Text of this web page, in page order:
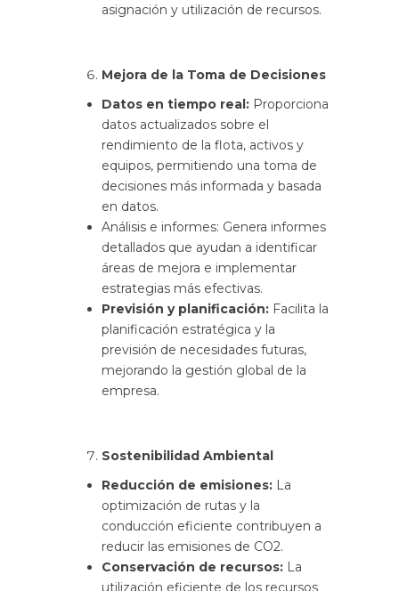
asignación y utilización de recursos.
Mejora de la Toma de Decisiones
Datos en tiempo real: Proporciona
datos actualizados sobre el
rendimiento de la flota, activos y
equipos, permitiendo una toma de
decisiones más informada y basada
en datos.
Análisis e informes: Genera informes
detallados que ayudan a identificar
áreas de mejora e implementar
estrategias más efectivas.
Previsión y planificación: Facilita la
planificación estratégica y la
previsión de necesidades futuras,
mejorando la gestión global de la
empresa.
Sostenibilidad Ambiental
Reducción de emisiones: La
optimización de rutas y la
conducción eficiente contribuyen a
reducir las emisiones de CO2.
Conservación de recursos: La
utilización eficiente de los recursos